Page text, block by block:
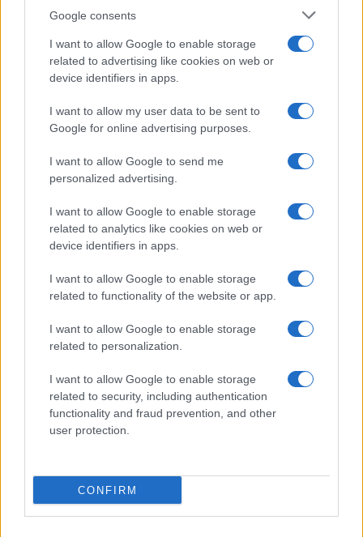
Google consents
I want to allow Google to enable storage
related to advertising like cookies on web or
device identifiers in apps.
I want to allow my user data to be sent to
Google for online advertising purposes.
I want to allow Google to send me
personalized advertising.
I want to allow Google to enable storage
related to analytics like cookies on web or
device identifiers in apps.
I want to allow Google to enable storage
related to functionality of the website or app.
I want to allow Google to enable storage
related to personalization.
I want to allow Google to enable storage
related to security, including authentication
functionality and fraud prevention, and other
user protection.
CONFIRM
Kótai Mihály egykori boxvilágbajnok nem
is osztott az adásban
2021.11.20.
Perutek János